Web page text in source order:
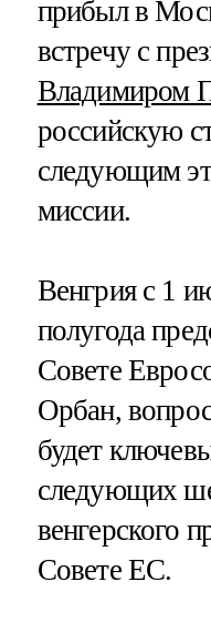
прибыл в
встречу с
Владимиром
российскую
следующим
миссии.
Венгрия с 1
полугода
Совете
Орбан,
будет
следующих
венгерского
Совете ЕС.